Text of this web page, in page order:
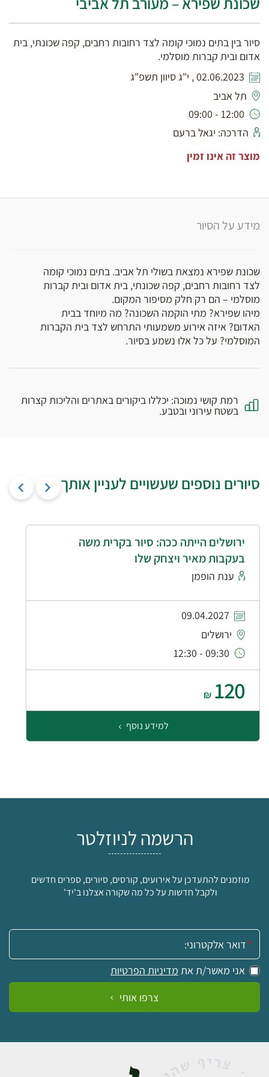
סיור בין בתים נמוכי קומה לצד רחובות רחבים, קפה שכונתי, בית
אדום ובית קברות מוסלמי.
02.06.2023 , י"ג סיוון תשפ"ג
תל אביב
12:00 - 09:00
הדרכה: יגאל ברעם
מוצר זה אינו זמין
מידע על הסיור
שכונת שפירא נמצאת בשולי תל אביב. בתים נמוכי קומה
לצד רחובות רחבים, קפה שכונתי, בית אדום ובית קברות
מוסלמי – הם רק חלק מסיפור המקום.
מיהו שפירא? מתי הוקמה השכונה? מה מיוחד בבית
האדום? איזה אירוע משמעותי התרחש לצד בית הקברות
המוסלמי? על כל אלו נשמע בסיור.
רמת קושי נמוכה: יכללו ביקורים באתרים והליכות קצרות
בשטח עירוני ובטבע.
סיורים נוספים שעשויים לעניין אותך
ירושלים הייתה ככה: סיור בקרית משה
בעקבות מאיר ויצחק שלו
ענת הופמן
09.04.2027
ירושלים
09:30 - 12:30
120
₪
למידע נוסף
הרשמה לניוזלטר
מוזמנים להתעדכן על אירועים, קורסים, סיורים, ספרים חדשים
ולקבל חדשות על כל מה שקורה אצלנו ב'יד'
אימייל:
אני מאשר/ת את מדיניות הפרטיות
צרפו אותי